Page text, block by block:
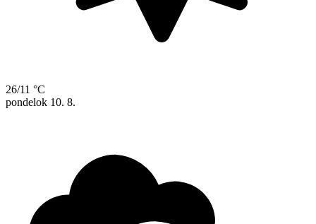
26/11 °C
pondelok 10. 8.